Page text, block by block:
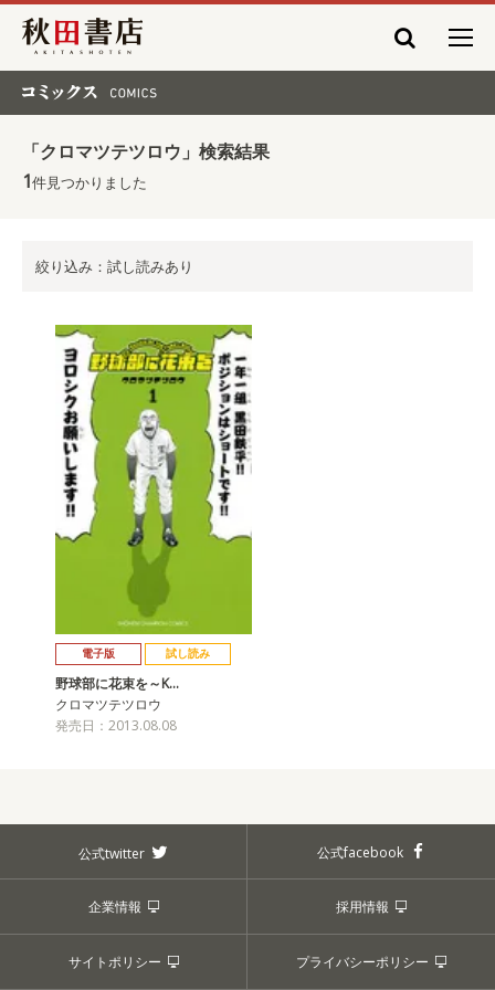
秋田書店
「クロマツテツロウ」検索結果
1件見つかりました
絞り込み：試し読みあり
電子版 試し読み
野球部に花束を～K…
クロマツテツロウ
発売日：2013.08.08
公式twitter 公式facebook
企業情報 採用情報
サイトポリシー プライバシーポリシー